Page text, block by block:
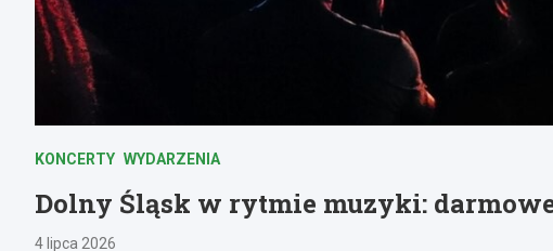
KONCERTY WYDARZENIA
Dolny Śląsk w rytmie muzyki:
4 lipca 2026